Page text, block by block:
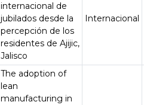
internacional de
jubilados desde la
percepción de los
residentes de Ajijic,
Jalisco
Internacional
The adoption of
lean
manufacturing in